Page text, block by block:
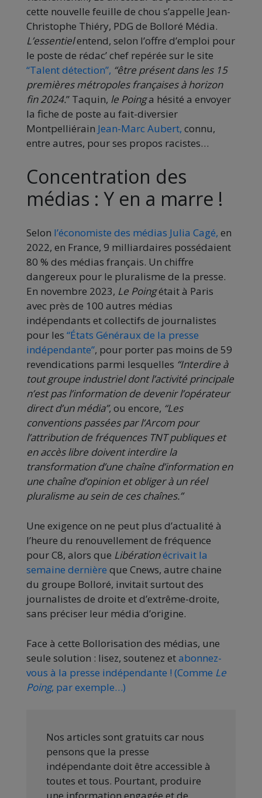
cette nouvelle feuille de chou s’appelle Jean-
Christophe Thiéry, PDG de Bolloré Média.
L’essentielentend, selon l’offre d’emploi pour
le poste de rédac’ chef repérée sur le site
“Talent détection”, “être présent dans les 15
premières métropoles françaises à horizon
fin 2024.” Taquin, le Poinga hésité a envoyer
la fiche de poste au fait-diversier
Montpelliérain Jean-Marc Aubert, connu,
entre autres, pour ses propos racistes…
Concentration des
médias : Y en a marre !
Selon l’économiste des médias Julia Cagé, en
2022, en France, 9 milliardaires possédaient
80 % des médias français. Un chiffre
dangereux pour le pluralisme de la presse.
En novembre 2023, Le Poingétait à Paris
avec près de 100 autres médias
indépendants et collectifs de journalistes
pour les “États Généraux de la presse
indépendante”, pour porter pas moins de 59
revendications parmi lesquelles “Interdire à
tout groupe industriel dont l’activité principale
n’est pas l’information de devenir l’opérateur
direct d’un média”, ou encore, “Les
conventions passées par l’Arcom pour
l’attribution de fréquences TNT publiques et
en accès libre doivent interdire la
transformation d’une chaîne d’information en
une chaîne d’opinion et obliger à un réel
pluralisme au sein de ces chaînes.”
Une exigence on ne peut plus d’actualité à
l’heure du renouvellement de fréquence
pour C8, alors que Libérationécrivait la
semaine dernière que Cnews, autre chaine
du groupe Bolloré, invitait surtout des
journalistes de droite et d’extrême-droite,
sans préciser leur média d’origine.
Face à cette Bollorisation des médias, une
seule solution : lisez, soutenez etabonnez-
vous à la presse indépendante ! (Comme Le
Poing, par exemple…)
Nos articles sont gratuits car nous
pensons que la presse
indépendante doit être accessible à
toutes et tous. Pourtant, produire